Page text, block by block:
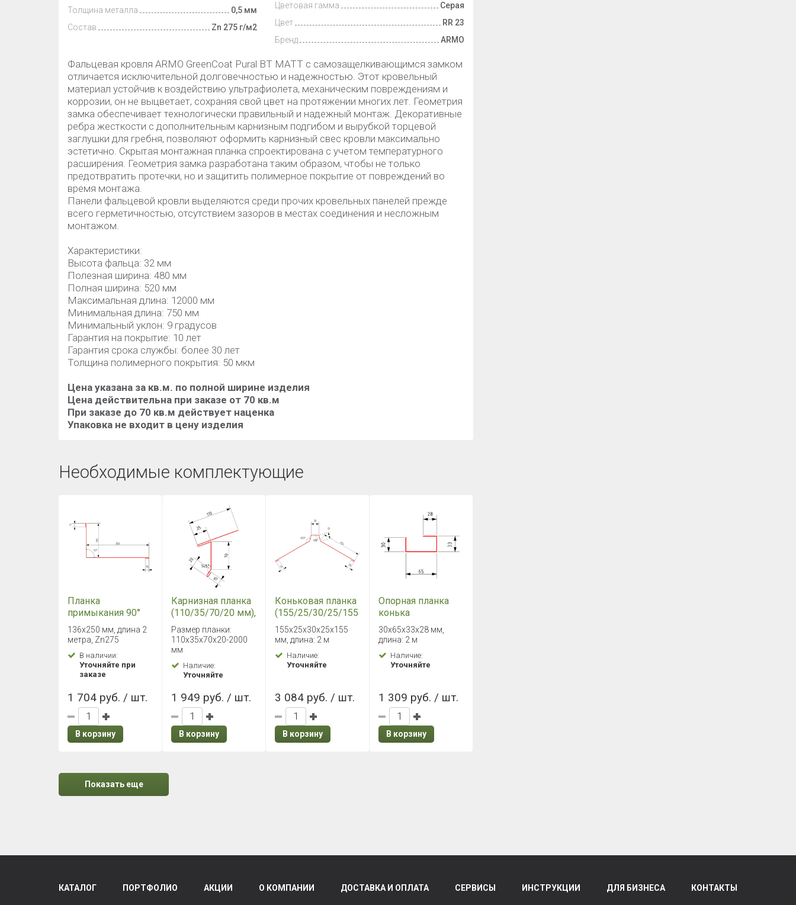
Толщина металла
0,5 мм
Состав
Zn 275 г/м2
Цветовая гамма
Серая
Цвет
RR 23
Бренд
ARMO
Фальцевая кровля ARMO GreenCoat Pural BT MATT с самозащелкивающимся замком
отличается исключительной долговечностью и надежностью. Этот кровельный
материал устойчив к воздействию ультрафиолета, механическим повреждениям и
коррозии, он не выцветает, сохраняя свой цвет на протяжении многих лет. Геометрия
замка обеспечивает технологически правильный и надежный монтаж. Декоративные
ребра жесткости с дополнительным карнизным подгибом и вырубкой торцевой
заглушки для гребня, позволяют оформить карнизный свес кровли максимально
эстетично. Скрытая монтажная планка спроектирована с учетом температурного
расширения. Геометрия замка разработана таким образом, чтобы не только
предотвратить протечки, но и защитить полимерное покрытие от повреждений во
время монтажа.
Панели фальцевой кровли выделяются среди прочих кровельных панелей прежде
всего герметичностью, отсутствием зазоров в местах соединения и несложным
монтажом.
Характеристики:
Высота фальца: 32 мм
Полезная ширина: 480 мм
Полная ширина: 520 мм
Максимальная длина: 12000 мм
Минимальная длина: 750 мм
Минимальный уклон: 9 градусов
Гарантия на покрытие: 10 лет
Гарантия срока службы: более 30 лет
Толщина полимерного покрытия: 50 мкм
Цена указана за кв.м. по полной ширине изделия
Цена действительна при заказе от 70 кв.м
При заказе до 70 кв.м действует наценка
Упаковка не входит в цену изделия
Необходимые комплектующие
Планка
примыкания 90°
(136/250 мм),
длина 2 метра
Rooftop Бархат
Zn275
136х250 мм, длина 2
метра, Zn275
В наличии:
Уточняйте при
заказе
1 704 руб. / шт.
В корзину
Карнизная планка
(110/35/70/20 мм),
длина 2 метра
GreenCoat Pural BT
Размер планки:
110х35х70х20-2000
мм
Наличие:
Уточняйте
1 949 руб. / шт.
В корзину
Коньковая планка
(155/25/30/25/155
мм), длина 2 метра
GreenCoat Pural BT
155х25х30х25х155
мм, длина: 2 м
Наличие:
Уточняйте
3 084 руб. / шт.
В корзину
Опорная планка
конька
(30/65/33/28 мм),
длина 2 метра
GreenCoat Pural BT
30х65х33х28 мм,
длина: 2 м
Наличие:
Уточняйте
1 309 руб. / шт.
В корзину
Показать еще
КАТАЛОГ ПОРТФОЛИО АКЦИИ О КОМПАНИИ ДОСТАВКА И ОПЛАТА СЕРВИСЫ ИНСТРУКЦИИ ДЛЯ БИЗНЕСА КОНТАКТЫ